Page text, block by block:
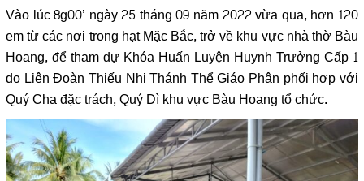
Vào lúc 8g00’ ngày 25 tháng 09 năm 2022 vừa qua, hơn 120
em từ các nơi trong hạt Mặc Bắc, trở về khu vực nhà thờ Bàu
Hoang, để tham dự Khóa Huấn Luyện Huynh Trưởng Cấp 1
do Liên Đoàn Thiếu Nhi Thánh Thể Giáo Phận phối hợp với
Quý Cha đặc trách, Quý Dì khu vực Bàu Hoang tổ chức.